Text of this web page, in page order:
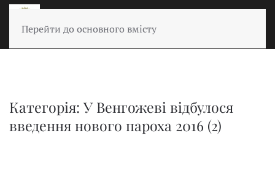
Перейти до основного вмісту
Категорія: У Венгожеві відбулося
введення нового пароха 2016 (2)